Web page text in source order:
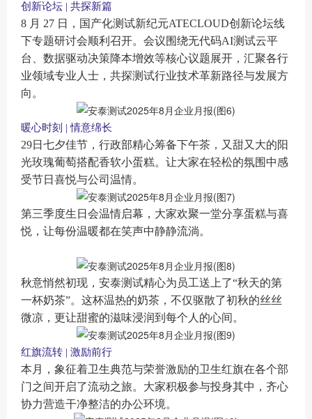
创新论坛 | 共探新篇
8 月 27 日，国产化测试新纪元ATECLOUD创新论坛线
下专题研讨会顺利召开。会议围绕无代码AI测试云平
台、数据驱动决策降本增效等核心议题展开，汇聚各行
业领域专业人士，共探测试行业技术革新路径与发展方
向。
暖心时刻 | 情意绵长
29日七夕佳节 ， 行政部精心筹备下午茶，又甜又大的阳
光玫瑰葡萄搭配香软小蛋糕。 让大家在轻松的氛围中感
受节日 喜悦与公司温情。
第三季度生日会温情启幕 ，大家欢聚一堂分享蛋糕与喜
悦， 让每份温暖都在笑声中静静流淌。
秋意悄然初现，安泰测试精心为员工送上了“秋天的第
一杯奶茶”。这杯温热的奶茶，不仅驱散了初秋的丝丝
微凉，更让甜蜜的滋味浸润到每个人的心间。
红旗流转 | 激励前行
本月，象征着卫生典范与荣誉激励的卫生红旗在各个部
门之间开启了流动之旅。 大家积极参与投身其中，齐心
协力营造干净整洁的办公环境。